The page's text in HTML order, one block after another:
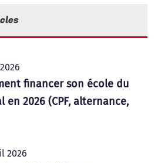
financer son école du
en 2026 (CPF, alternance,
2026